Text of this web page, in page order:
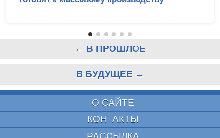
← В ПРОШЛОЕ
В БУДУЩЕЕ →
О САЙТЕ
КОНТАКТЫ